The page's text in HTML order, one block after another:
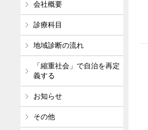
会社概要
診療科目
地域診断の流れ
「縮重社会」で自治を再定
義する
お知らせ
その他